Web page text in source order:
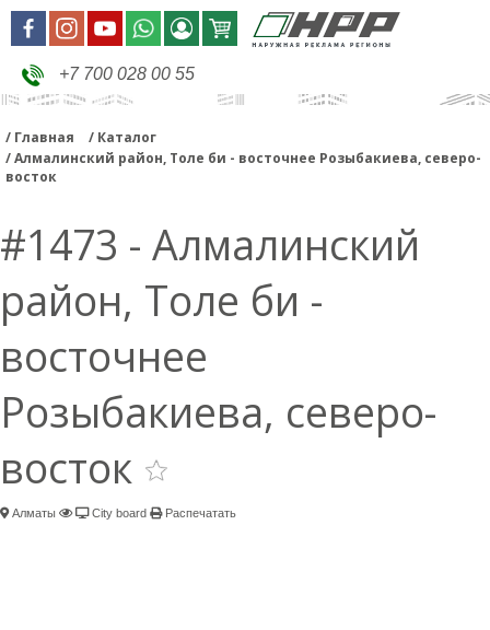
+7 700 028 00 55
Главная
Каталог
Алмалинский район, Толе би - восточнее Розыбакиева, северо-
восток
#1473 - Алмалинский
район, Толе би -
восточнее
Розыбакиева, северо-
восток
Алматы City board Распечатать